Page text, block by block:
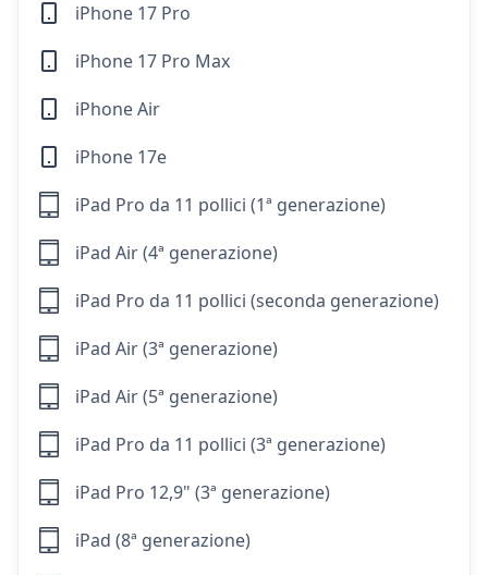
iPhone 17 Pro
iPhone 17 Pro Max
iPhone Air
iPhone 17e
iPad Pro da 11 pollici (1ª generazione)
iPad Air (4ª generazione)
iPad Pro da 11 pollici (seconda generazione)
iPad Air (3ª generazione)
iPad Air (5ª generazione)
iPad Pro da 11 pollici (3ª generazione)
iPad Pro 12,9" (3ª generazione)
iPad (8ª generazione)